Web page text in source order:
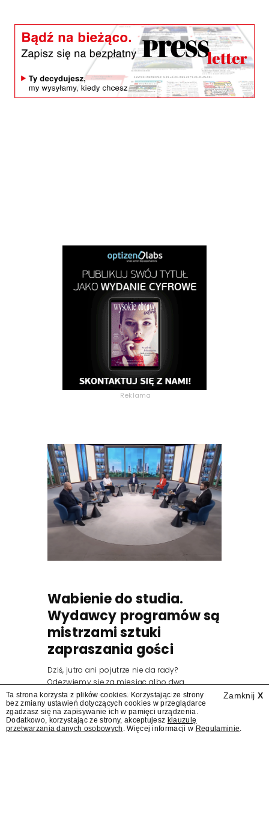
Reklama
Wabienie do studia.
Wydawcy programów są
mistrzami sztuki
zapraszania gości
Dziś, jutro ani pojutrze nie da rady?
Odezwiemy się za miesiąc albo dwa.
Wydawcy programów są mistrzami sztuki
zapraszania gości.
Zamknij X
Ta strona korzysta z plików cookies. Korzystając ze strony
bez zmiany ustawień dotyczących cookies w przeglądarce
zgadzasz się na zapisywanie ich w pamięci urządzenia.
Dodatkowo, korzystając ze strony, akceptujesz klauzulę
przetwarzania danych osobowych . Więcej informacji w Regulaminie.